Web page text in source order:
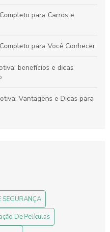
para Carros e
para Você Conhecer
benefícios e dicas
Vantagens e Dicas para
O Que Você Precisa
Benefícios e Melhores
Vantagens e Dicas para
SEGURANÇA
De Películas